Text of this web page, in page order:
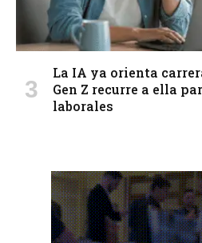
La IA ya orienta
Gen Z recurre a ella
laborales